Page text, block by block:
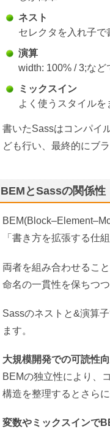
ネスト
セレクタを入れ子で
演算
width: 100% / 3;など
ミックスイン
よく使うスタイルを
書いたSassはコンパイ
ども行い、最終的にブ
BEMとSassの関係性
「書き方を拡張する仕
両者を組み合わせるこ
命名の一貫性を保ちつ
Sassのネストと&演算
ます。
大規模開発での可読性
BEMの独立性により、
構造を整理するとさら
変数やミックスインで